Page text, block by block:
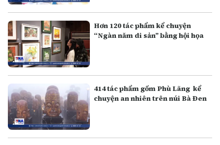
Hơn 120 tác phẩm kể chuyện
“Ngàn năm di sản” bằng hội họa
414 tác phẩm gốm Phù Lãng kể
chuyện an nhiên trên núi Bà Đen